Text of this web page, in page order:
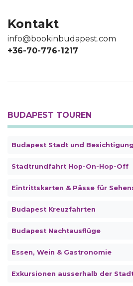
Kontakt
info@bookinbudapest.com
+36-70-776-1217
BUDAPEST TOUREN
Budapest Stadt und
Stadtrundfahrt Hop-On-Hop-Off
Eintrittskarten & Pässe für
Budapest Kreuzfahrten
Budapest Nachtausflüge
Essen, Wein & Gastronomie
Exkursionen ausserhalb der